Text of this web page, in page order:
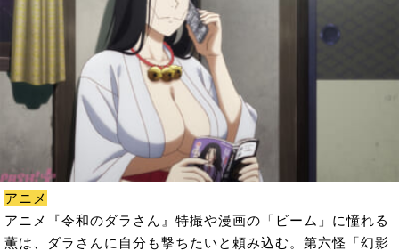
アニメ
アニメ『令和のダラさん』特撮や漫画の「ビーム」に憧れる
薫は、ダラさんに自分も撃ちたいと頼み込む。第六怪「幻影